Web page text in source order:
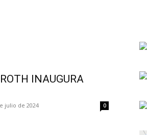
INAUGURA
julio de 2024 0